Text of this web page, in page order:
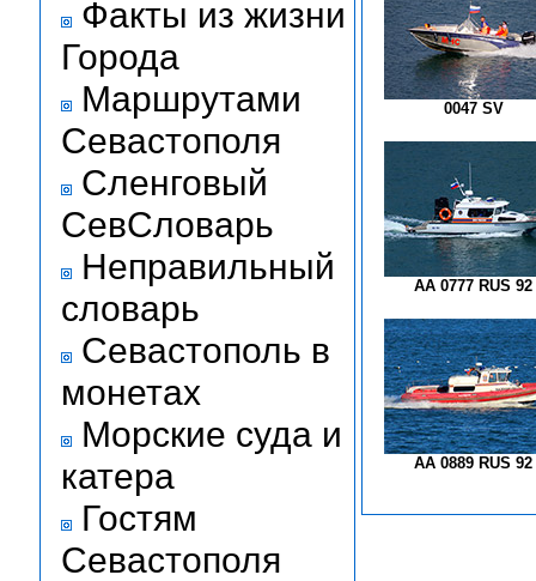
Факты из жизни
Города
Маршрутами
Севастополя
Сленговый
СевСловарь
Неправильный
словарь
Севастополь в
монетах
Морские суда и
катера
Гостям
Севастополя
0047 SV
АА 0777 RUS 92
АА 0889 RUS 92